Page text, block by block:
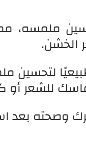
ملمسه،
الخشن.
طبيعيًا
للشعر أو
بعد